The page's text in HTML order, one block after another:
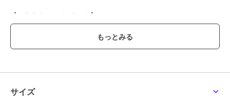
【おすすめコーディネート】
ワンピースやスカートに羽織って、軽やかな大人カジュアルに。
パンツスタイルと合わせれば、デイリーに使いやすいスタイリングが
完成します。
・フード取り外し可能な2WAY仕様
・季節の変わり目からデイリーまで活躍
サイズ